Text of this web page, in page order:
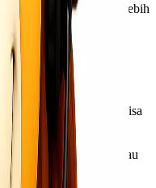
melalui laut umumnya lebih
udara, terutama untuk
laut memiliki kapasitas
EMKL cocok untuk
atau berdimensi
semua jenis barang bisa
barang yang tidak bisa
pengiriman antar pulau
yang luas.